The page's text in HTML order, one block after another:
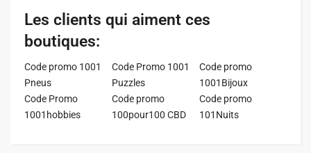
Les clients qui aiment ces
boutiques:
Code promo 1001
Pneus
Code Promo 1001
Puzzles
Code promo
1001Bijoux
Code Promo
1001hobbies
Code promo
100pour100 CBD
Code promo
101Nuits